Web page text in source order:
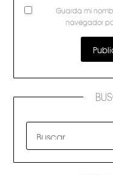
Guarda mi
navegador